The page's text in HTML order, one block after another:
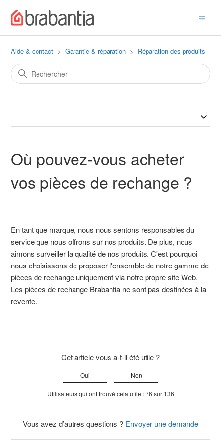
Aide & contact Garantie & réparation Réparation des produits
Où pouvez-vous acheter
vos pièces de rechange ?
En tant que marque, nous nous sentons responsables du
service que nous offrons sur nos produits. De plus, nous
aimons surveiller la qualité de nos produits. C'est pourquoi
nous choisissons de proposer l'ensemble de notre gamme de
pièces de rechange uniquement via notre propre site Web.
Les pièces de rechange Brabantia ne sont pas destinées à la
revente.
Cet article vous a-t-il été utile ?
Oui Non
Utilisateurs qui ont trouvé cela utile : 76 sur 136
Vous avez d’autres questions ? Envoyer une demande